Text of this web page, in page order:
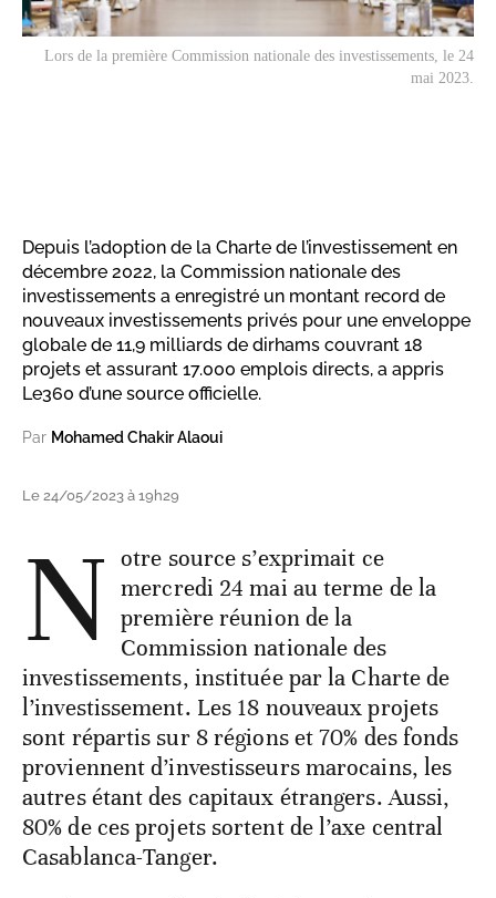
Lors de la première Commission nationale des investissements, le 24
mai 2023.
Depuis l’adoption de la Charte de l’investissement en
décembre 2022, la Commission nationale des
investissements a enregistré un montant record de
nouveaux investissements privés pour une enveloppe
globale de 11,9 milliards de dirhams couvrant 18
projets et assurant 17.000 emplois directs, a appris
Le360 d’une source officielle.
Par Mohamed Chakir Alaoui
Le 24/05/2023 à 19h29
N otre source s’exprimait ce
mercredi 24 mai au terme de la
première réunion de la
Commission nationale des
investissements, instituée par la Charte de
l’investissement. Les 18 nouveaux projets
sont répartis sur 8 régions et 70% des fonds
proviennent d’investisseurs marocains, les
autres étant des capitaux étrangers. Aussi,
80% de ces projets sortent de l’axe central
Casablanca-Tanger.